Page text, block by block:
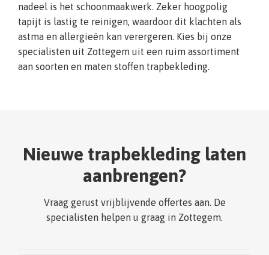
nadeel is het schoonmaakwerk. Zeker hoogpolig
tapijt is lastig te reinigen, waardoor dit klachten als
astma en allergieën kan verergeren. Kies bij onze
specialisten uit Zottegem uit een ruim assortiment
aan soorten en maten stoffen trapbekleding.
Nieuwe trapbekleding laten
aanbrengen?
Vraag gerust vrijblijvende offertes aan. De
specialisten helpen u graag in Zottegem.